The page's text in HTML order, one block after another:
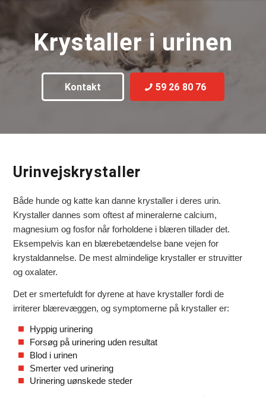
Krystaller i urinen
Kontakt 59 26 80 76
Urinvejskrystaller
Både hunde og katte kan danne krystaller i deres urin.
Krystaller dannes som oftest af mineralerne calcium,
magnesium og fosfor når forholdene i blæren tillader det.
Eksempelvis kan en blærebetændelse bane vejen for
krystaldannelse. De mest almindelige krystaller er struvitter
og oxalater.
Det er smertefuldt for dyrene at have krystaller fordi de
irriterer blærevæggen, og symptomerne på krystaller er:
Hyppig urinering
Forsøg på urinering uden resultat
Blod i urinen
Smerter ved urinering
Urinering uønskede steder